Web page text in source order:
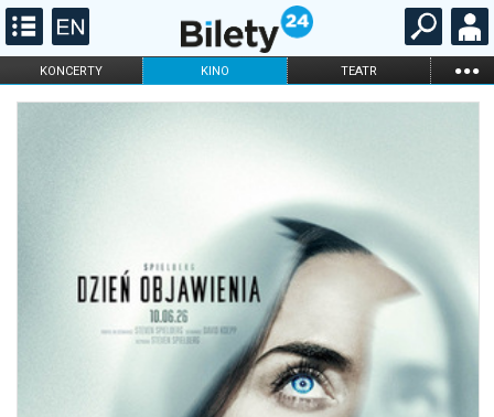
KONCERTY KINO TEATR ...
FILHARMONIA OPERA I BALET